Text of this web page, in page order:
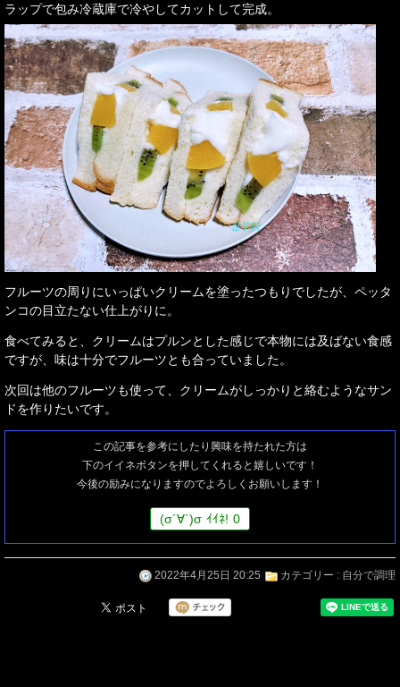
ラップで包み冷蔵庫で冷やしてカットして完成。
フルーツの周りにいっぱいクリームを塗ったつもりでしたが、ペッタ
ンコの目立たない仕上がりに。
食べてみると、クリームはプルンとした感じで本物には及ばない食感
ですが、味は十分でフルーツとも合っていました。
次回は他のフルーツも使って、クリームがしっかりと絡むようなサン
ドを作りたいです。
この記事を参考にしたり興味を持たれた方は
下のイイネボタンを押してくれると嬉しいです！
今後の励みになりますのでよろしくお願いします！
(σ´∀`)σ ｲｲﾈ! 0
2022年4月25日 20:25 カテゴリー : 自分で調理